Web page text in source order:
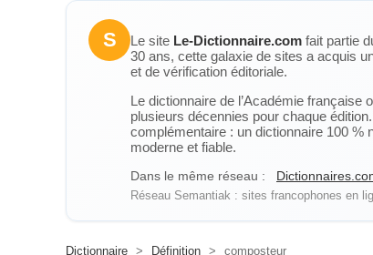
S Le site Le-Dictionnaire.com fait partie
30 ans, cette galaxie de sites a acquis
et de vérification éditoriale.
Le dictionnaire de l’Académie française
plusieurs décennies pour chaque
complémentaire : un dictionnaire 100 %
moderne et fiable.
Dans le même réseau :
Réseau Semantiak : sites francophones en
Dictionnaire > Définition > composteur